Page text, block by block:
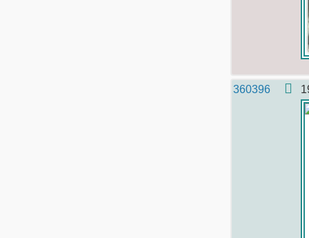
360396